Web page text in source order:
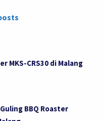
MKS-CRS30 di Malang
BBQ Roaster